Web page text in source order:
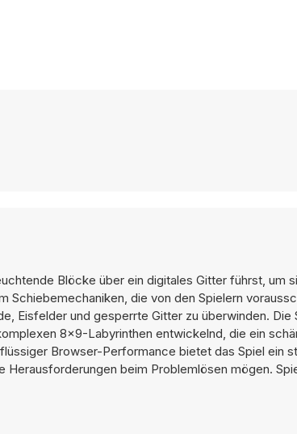
Blöcke über ein digitales Gitter führst, um
Schiebemechaniken, die von den Spielern
Eisfelder und gesperrte Gitter zu überwinden. Die
8×9-Labyrinthen entwickelnd, die ein
Browser-Performance bietet das Spiel ein
beim Problemlösen mögen.